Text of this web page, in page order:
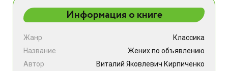
Информация о книге
Жанр
Классика
Название
Жених по объявлению
Автор
Виталий Яковлевич Кирпиченко